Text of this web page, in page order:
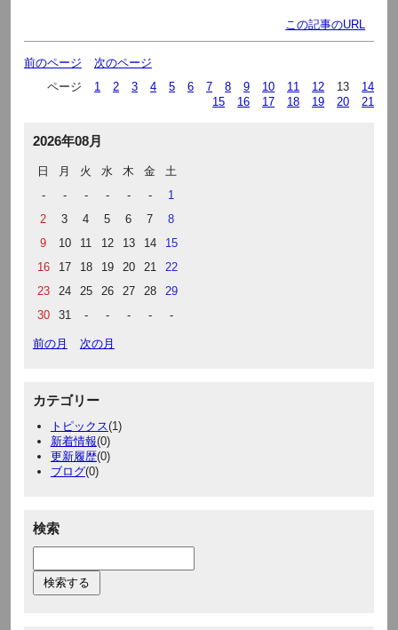
この記事のURL
前のページ
次のページ
ページ
1 2 3 4 5 6 7 8 9 10 11 12 13
14
15
16 17 18 19 20 21
2026年08月
日 月 火 水 木 金
土
-
- - - - -
1
2
3 4 5 6 7
8
9
10 11 12 13 14
15
16
17 18 19 20 21
22
23
24 25 26 27 28
29
30
31 - - - - -
前の月 次の月
カテゴリー
トピックス(1)
新着情報(0)
更新履歴(0)
ブログ(0)
検索